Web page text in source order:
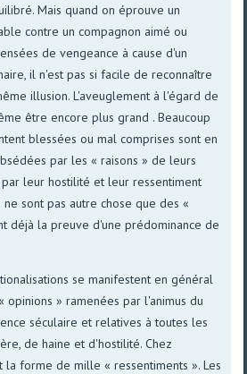
Mais quand on éprouve un
contre un compagnon aimé ou
de vengeance à cause d'un
il n'est pas si facile de reconnaître
illusion. L'aveuglement à l'égard de
être encore plus grand . Beaucoup
blessées ou mal comprises sont en
par les « raisons » de leurs
leur hostilité et leur ressentiment
ne sont pas autre chose que des «
déjà la preuve d'une prédominance de
se manifestent en général
» ramenées par l'animus du
séculaire et relatives à toutes les
de haine et d'hostilité. Chez
forme de mille « ressentiments ». Les